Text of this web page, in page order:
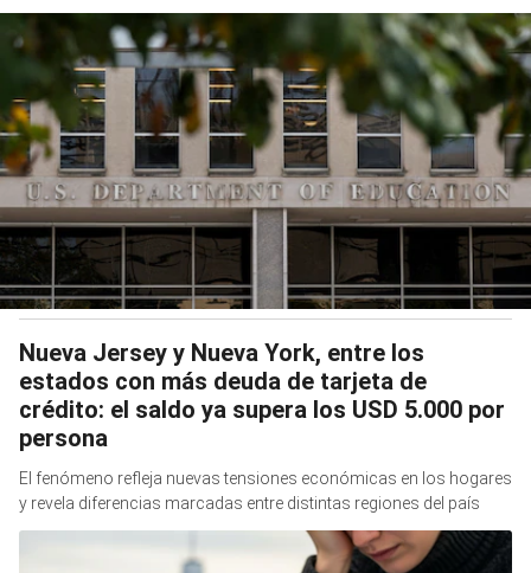
Nueva Jersey y Nueva York, entre los
estados con más deuda de tarjeta de
crédito: el saldo ya supera los USD 5.000 por
persona
El fenómeno refleja nuevas tensiones económicas en los hogares
y revela diferencias marcadas entre distintas regiones del país